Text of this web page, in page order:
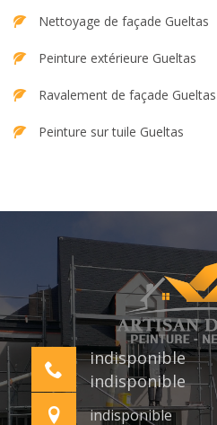
Nettoyage de façade Gueltas
Peinture extérieure Gueltas
Ravalement de façade Gueltas
Peinture sur tuile Gueltas
indisponible
indisponible
indisponible